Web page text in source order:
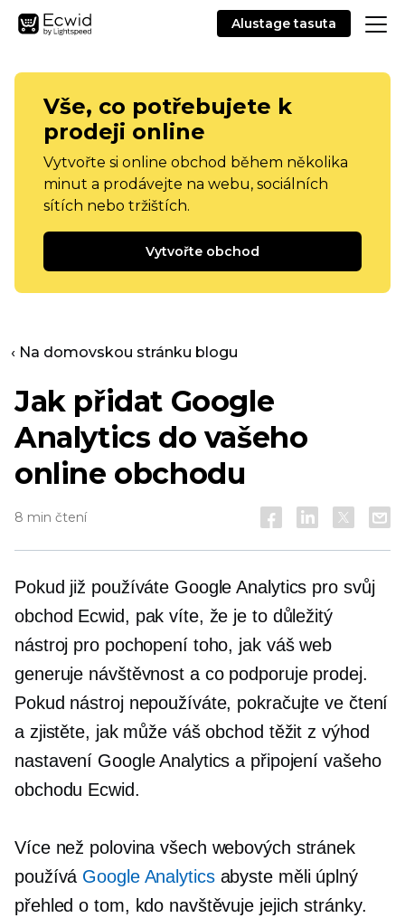
Alustage tasuta
Vše, co potřebujete k
prodeji online
Vytvořte si online obchod během několika
minut a prodávejte na webu, sociálních
sítích nebo tržištích.
Vytvořte obchod
‹ Na domovskou stránku blogu
Jak přidat Google
Analytics do vašeho
online obchodu
8 min čtení
Pokud již používáte Google Analytics pro svůj
obchod Ecwid, pak víte, že je to důležitý
nástroj pro pochopení toho, jak váš web
generuje návštěvnost a co podporuje prodej.
Pokud nástroj nepoužíváte, pokračujte ve čtení
a zjistěte, jak může váš obchod těžit z výhod
nastavení Google Analytics a připojení vašeho
obchodu Ecwid.
Více než polovina všech webových stránek
používá Google Analyticsabyste měli úplný
přehled o tom, kdo navštěvuje jejich stránky.